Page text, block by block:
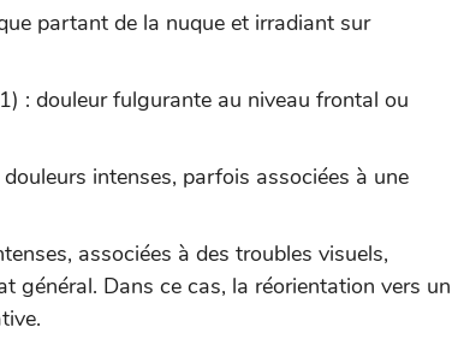
partant de la nuque et irradiant sur
: douleur fulgurante au niveau frontal ou
douleurs intenses, parfois associées à une
associées à des troubles visuels,
général. Dans ce cas, la réorientation vers un